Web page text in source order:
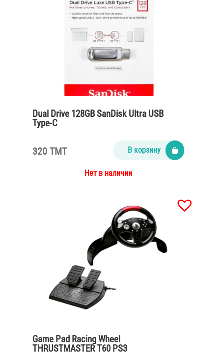
Dual Drive 128GB SanDisk Ultra USB
Type-C
320 TMT В корзину
Нет в наличии
Game Pad Racing Wheel
THRUSTMASTER T60 PS3